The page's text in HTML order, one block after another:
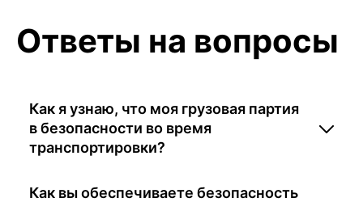
Ответы на вопросы
Как я узнаю, что моя грузовая партия
в безопасности во время
транспортировки?
Как вы обеспечиваете безопасность